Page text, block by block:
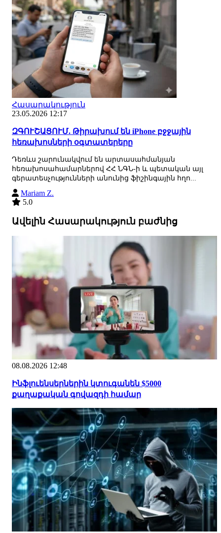
Հասարակություն
23.05.2026 12:17
ԶԳՈՒՇԱՑՈՒՄ. Թիրախում են iPhone բջջային
հեռախոսների օգտատերերը
Դեռևս շարունակվում են արտասահմանյան
հեռախոսահամարներով ՀՀ ՆԳՆ-ի և պետական այլ
գերատեսչությունների անունից ֆիշինգային հղո...
Mariam Z.
5.0
Ավելին Հասարակություն բաժնից
08.08.2026 12:48
Ինֆլուենսերներին կտուգանեն $5000
քաղաքական գովազդի համար